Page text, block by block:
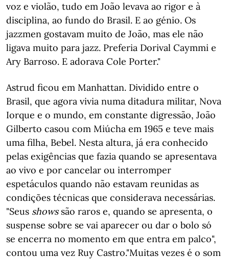
voz e violão, tudo em João levava ao rigor e à
disciplina, ao fundo do Brasil. E ao génio. Os
jazzmen gostavam muito de João, mas ele não
ligava muito para jazz. Preferia Dorival Caymmi e
Ary Barroso. E adorava Cole Porter."
Astrud ficou em Manhattan. Dividido entre o
Brasil, que agora vivia numa ditadura militar, Nova
Iorque e o mundo, em constante digressão, João
Gilberto casou com Miúcha em 1965 e teve mais
uma filha, Bebel. Nesta altura, já era conhecido
pelas exigências que fazia quando se apresentava
ao vivo e por cancelar ou interromper
espetáculos quando não estavam reunidas as
condições técnicas que considerava necessárias.
"Seus showssão raros e, quando se apresenta, o
suspense sobre se vai aparecer ou dar o bolo só
se encerra no momento em que entra em palco",
contou uma vez Ruy Castro."Muitas vezes é o som